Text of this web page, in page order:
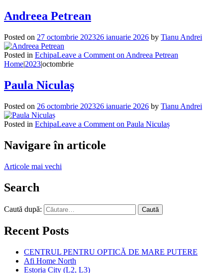
Andreea Petrean
Posted on 27 octombrie 202326 ianuarie 2026 by Tianu Andrei
Posted in EchipaLeave a Comment on Andreea Petrean
Home|2023|octombrie
Paula Niculaș
Posted on 26 octombrie 202326 ianuarie 2026 by Tianu Andrei
Posted in EchipaLeave a Comment on Paula Niculaș
Navigare în articole
Articole mai vechi
Search
Caută după:
Recent Posts
CENTRUL PENTRU OPTICĂ DE MARE PUTERE
Afi Home North
Estoria City (L2, L3)